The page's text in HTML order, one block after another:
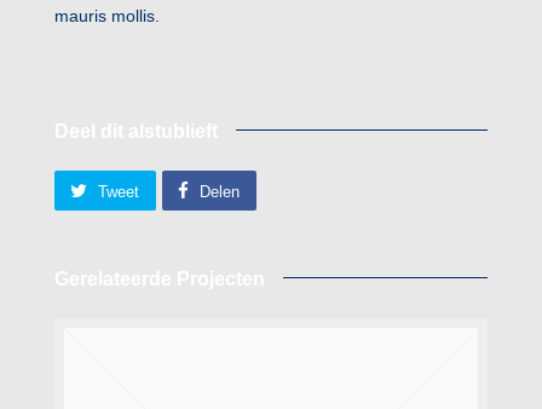
mauris mollis.
Tweet Delen